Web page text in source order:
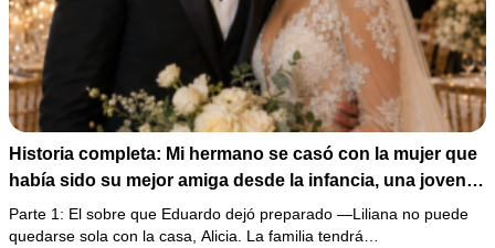
Historia completa: Mi hermano se casó con la mujer que
había sido su mejor amiga desde la infancia, una joven
ciega a la que protegió durante toda su vida. Tras su
fallecimiento, ella me entregó un sobre y me confesó la
Parte 1: El sobre que Eduardo dejó preparado —Liliana no puede
quedarse sola con la casa, Alicia. La familia tendrá…